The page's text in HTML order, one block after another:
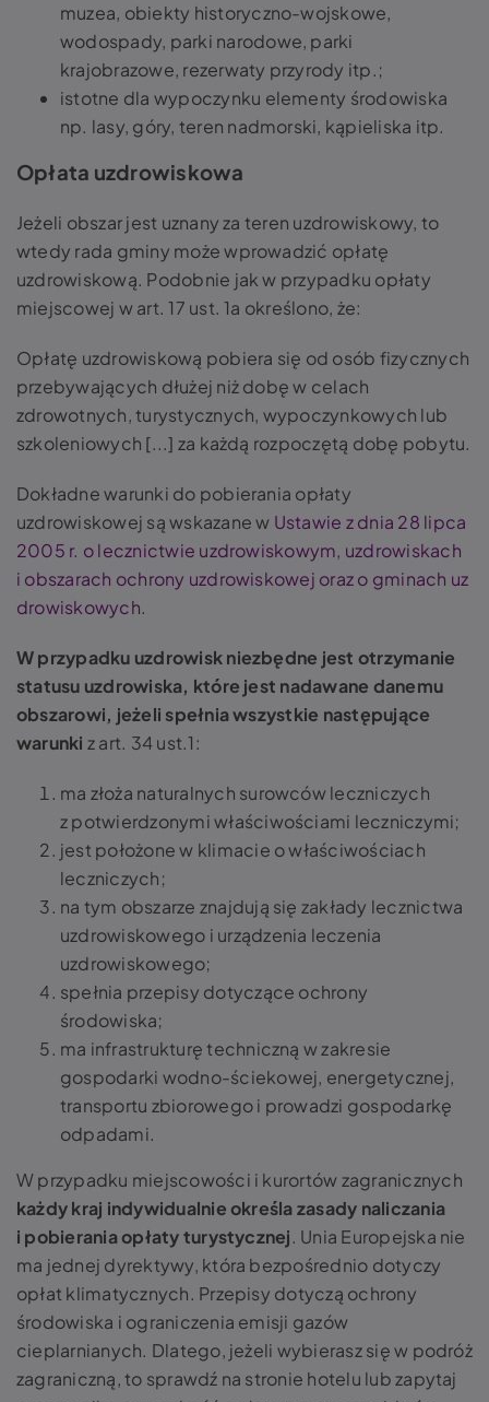
muzea, obiekty historyczno-wojskowe,
wodospady, parki narodowe, parki
krajobrazowe, rezerwaty przyrody itp.;
istotne dla wypoczynku elementy środowiska
np. lasy, góry, teren nadmorski, kąpieliska itp.
Opłata uzdrowiskowa
Jeżeli obszar jest uznany za teren uzdrowiskowy, to
wtedy rada gminy może wprowadzić opłatę
uzdrowiskową. Podobnie jak w przypadku opłaty
miejscowej w art. 17 ust. 1a określono, że:
Opłatę uzdrowiskową pobiera się od osób fizycznych
przebywających dłużej niż dobę w celach
zdrowotnych, turystycznych, wypoczynkowych lub
szkoleniowych [...] za każdą rozpoczętą dobę pobytu.
Dokładne warunki do pobierania opłaty
uzdrowiskowej są wskazane w Ustawie z dnia 28 lipca
2005 r. o lecznictwie uzdrowiskowym, uzdrowiskach
i obszarach ochrony uzdrowiskowej oraz o gminach uz
drowiskowych.
W przypadku uzdrowisk niezbędne jest otrzymanie
statusu uzdrowiska, które jest nadawane danemu
obszarowi, jeżeli spełnia wszystkie następujące
warunki z art. 34 ust.1:
ma złoża naturalnych surowców leczniczych
z potwierdzonymi właściwościami leczniczymi;
jest położone w klimacie o właściwościach
leczniczych;
na tym obszarze znajdują się zakłady lecznictwa
uzdrowiskowego i urządzenia leczenia
uzdrowiskowego;
spełnia przepisy dotyczące ochrony
środowiska;
ma infrastrukturę techniczną w zakresie
gospodarki wodno-ściekowej, energetycznej,
transportu zbiorowego i prowadzi gospodarkę
odpadami.
W przypadku miejscowości i kurortów zagranicznych
każdy kraj indywidualnie określa zasady naliczania
i pobierania opłaty turystycznej. Unia Europejska nie
ma jednej dyrektywy, która bezpośrednio dotyczy
opłat klimatycznych. Przepisy dotyczą ochrony
środowiska i ograniczenia emisji gazów
cieplarnianych. Dlatego, jeżeli wybierasz się w podróż
zagraniczną, to sprawdź na stronie hotelu lub zapytaj